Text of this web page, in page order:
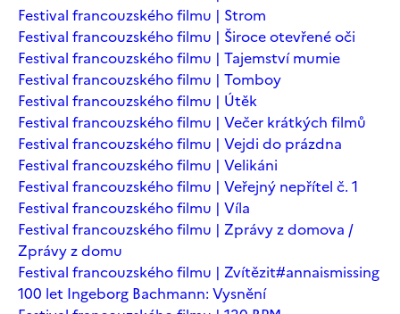
Festival francouzského filmu | Strom
Festival francouzského filmu | Široce otevřené oči
Festival francouzského filmu | Tajemství mumie
Festival francouzského filmu | Tomboy
Festival francouzského filmu | Útěk
Festival francouzského filmu | Večer krátkých filmů
Festival francouzského filmu | Vejdi do prázdna
Festival francouzského filmu | Velikáni
Festival francouzského filmu | Veřejný nepřítel č. 1
Festival francouzského filmu | Víla
Festival francouzského filmu | Zprávy z domova /
Zprávy z domu
Festival francouzského filmu | Zvítězit#annaismissing
100 let Ingeborg Bachmann: Vysnění